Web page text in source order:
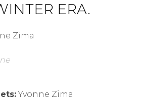
ERA.
Yvonne Zima